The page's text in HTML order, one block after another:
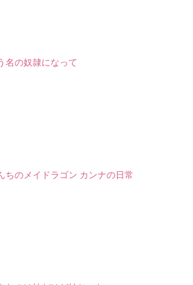
名の奴隷になって
ちのメイドラゴン カンナの日常